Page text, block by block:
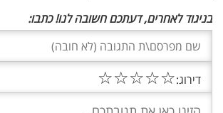
בניגוד לאחרים, דעתכם חשובה לנו! כתבו:
דירוג:☆
☆
☆
☆
☆